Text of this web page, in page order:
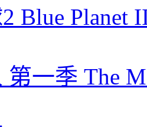
Blue Planet
一季 The